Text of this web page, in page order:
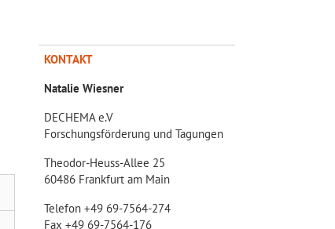
KONTAKT
Natalie Wiesner
DECHEMA e.V
Forschungsförderung und Tagungen
Theodor-Heuss-Allee 25
60486 Frankfurt am Main
Telefon +49 69-7564-274
Fax +49 69-7564-176